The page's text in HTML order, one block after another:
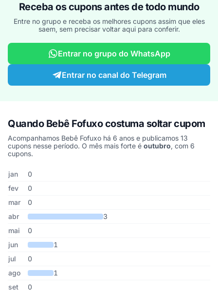
Receba os cupons antes de todo mundo
Entre no grupo e receba os melhores cupons assim que eles
saem, sem precisar voltar aqui para conferir.
Entrar no grupo do WhatsApp
Entrar no canal do Telegram
Quando Bebê Fofuxo costuma soltar cupom
Acompanhamos Bebê Fofuxo há 6 anos e publicamos 13
cupons nesse período. O mês mais forte é outubro, com 6
cupons.
Cupons de Bebê Fofuxo publicados por mês, somando os últimos
Mês Cupons publicados
jan
0
fev
0
mar
0
abr
3
mai
0
jun
1
jul
0
ago
1
set
0